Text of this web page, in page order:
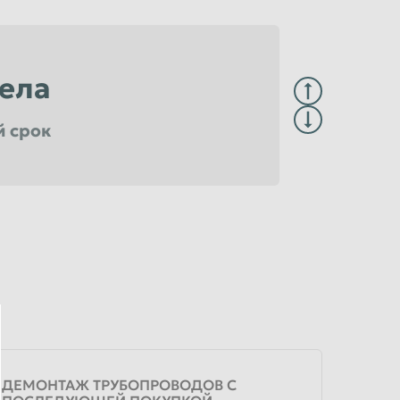
срок
ДЕМОНТАЖ ТРУБОПРОВОДОВ С